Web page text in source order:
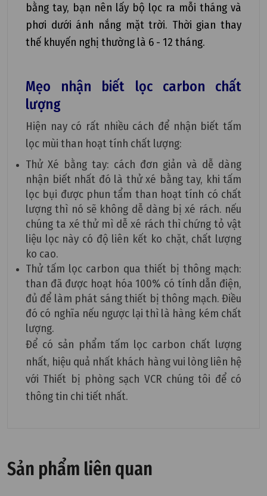
bằng tay, bạn nên lấy bộ lọc ra mỗi tháng và
phơi dưới ánh nắng mặt trời. Thời gian thay
thế khuyến nghị thường là 6 - 12 tháng.
Mẹo nhận biết lọc carbon chất
lượng
Hiện nay có rất nhiều cách để nhận biết tấm
lọc mùi than hoạt tính chất lượng:
Thử Xé bằng tay: cách đơn giản và dễ dàng
nhận biết nhất đó là thử xé bằng tay, khi tấm
lọc bụi được phun tẩm than hoạt tính có chất
lượng thì nó sẽ không dễ dàng bị xé rách. nếu
chúng ta xé thử mì dễ xé rách thì chứng tỏ vật
liệu lọc này có độ liên kết ko chặt, chất lượng
ko cao.
Thử tấm lọc carbon qua thiết bị thông mạch:
than đã được hoạt hóa 100% có tính dẫn điện,
đủ để làm phát sáng thiết bị thông mạch. Điều
đó có nghĩa nếu ngược lại thì là hàng kém chất
lượng.
Để có sản phẩm tấm lọc carbon chất lượng
nhất, hiệu quả nhất khách hàng vui lòng liên hệ
với Thiết bị phòng sạch VCR chúng tôi để có
thông tin chi tiết nhất.
Sản phẩm liên quan